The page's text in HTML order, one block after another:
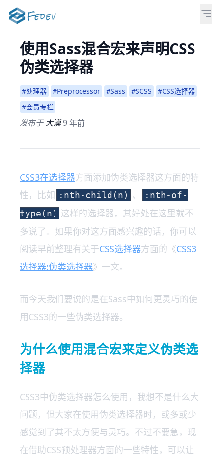
使用Sass混合宏来声明CSS
伪类选择器
#处理器 #Preprocessor #Sass #SCSS
#CSS选择器
#会员专栏
发布于大漠9 年前
CSS3在选择器方面添加伪类选择器这方面的特
性，比如 :nth-child(n) 、
:nth-of-
type(n) 这样的选择器，其好处在这里就不
多说了。如果你对这方面感兴趣的话，你可以
阅读早前整理有关于CSS选择器方面的《CSS3
选择器:伪类选择器》一文。
而今天我们要说的是在Sass中如何更灵巧的使
用CSS3的一些伪类选择器。
为什么使用混合宏来定义伪类选
择器
CSS3中伪类选择器怎么使用，我想不是什么大
问题，但大家在使用伪类选择器时，或多或少
感觉到了其不太方便与灵巧。不过不要急，现
在借助CSS预处理器方面的一些特性，可以让